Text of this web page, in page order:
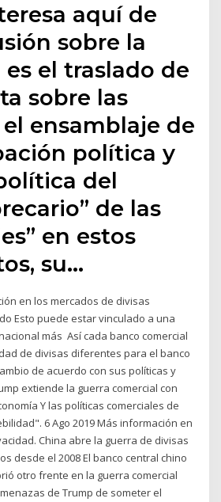
aquí de
sobre la
el traslado de
sobre las
ensamblaje de
política y
del
de las
en estos
su…
en los mercados de divisas
Esto puede estar vinculado a una
más Así cada banco comercial
de divisas diferentes para el banco
de acuerdo con sus políticas y
extiende la guerra comercial con
Y las políticas comerciales de
6 Ago 2019 Más información en
China abre la guerra de divisas
desde el 2008 El banco central chino
otro frente en la guerra comercial
de Trump de someter el